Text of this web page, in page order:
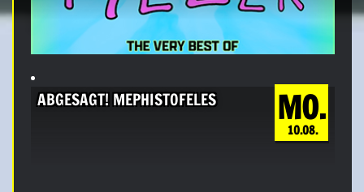
MO.
10.08.
ABGESAGT! MEPHISTOFELES